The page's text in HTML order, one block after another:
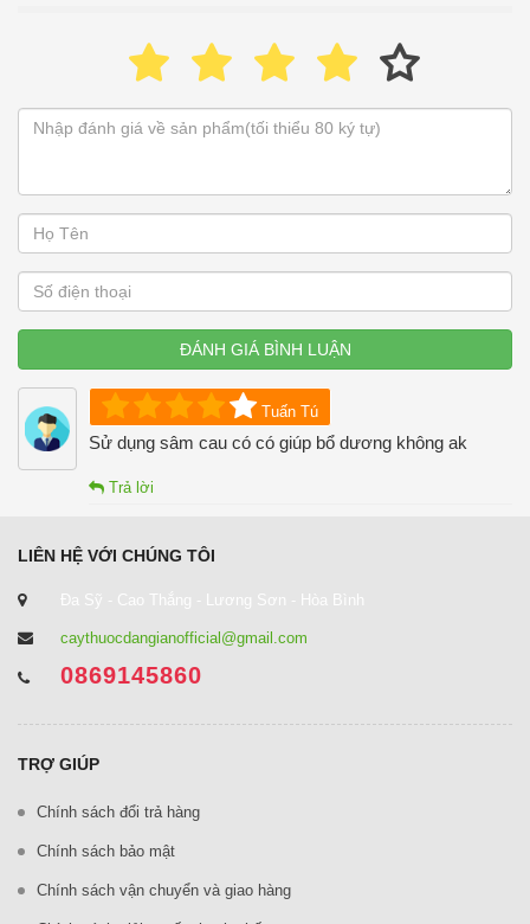
ĐÁNH GIÁ BÌNH LUẬN
Tuấn Tú
Sử dụng sâm cau có có giúp bổ dương không ak
Trả lời
LIÊN HỆ VỚI CHÚNG TÔI
Đa Sỹ - Cao Thắng - Lương Sơn - Hòa Bình
caythuocdangianofficial@gmail.com
0869145860
TRỢ GIÚP
Chính sách đổi trả hàng
Chính sách bảo mật
Chính sách vận chuyển và giao hàng